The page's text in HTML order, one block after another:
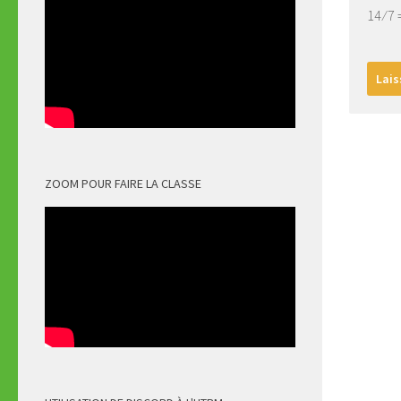
14 ⁄
ZOOM POUR FAIRE LA CLASSE